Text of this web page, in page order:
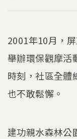
2001年10月，
舉辦環保觀摩活
時刻，社區全體
也不敢鬆懈。
建功親水森林公